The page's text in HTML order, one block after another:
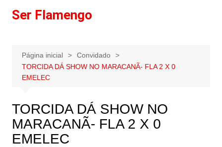
paraSer Flamengo
Página inicial
Convidado
TORCIDA DÁ SHOW NO MARACANÃ- FLA 2 X 0
EMELEC
TORCIDA DÁ SHOW NO
MARACANÃ- FLA 2 X 0
EMELEC